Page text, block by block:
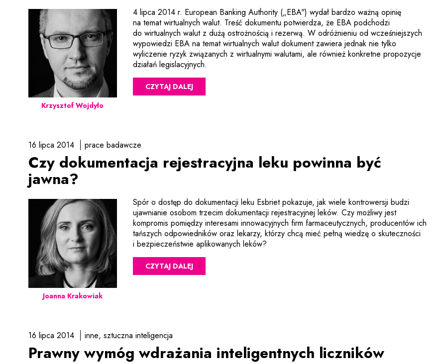
4 lipca 2014 r. European Banking Authority („EBA") wydał bardzo ważną opinię
na temat wirtualnych walut. Treść dokumentu potwierdza, że EBA podchodzi
do wirtualnych walut z dużą ostrożnością i rezerwą. W odróżnieniu od wcześniejszych
wypowiedzi EBA na temat wirtualnych walut dokument zawiera jednak nie tylko
wyliczenie ryzyk związanych z wirtualnymi walutami, ale również konkretne propozycje
działań legislacyjnych.
CZYTAJ DALEJ
Krzysztof Wojdyło
16 lipca 2014 prace badawcze
Czy dokumentacja rejestracyjna leku powinna być
jawna?
Spór o dostęp do dokumentacji leku Esbriet pokazuje, jak wiele kontrowersji budzi
ujawnianie osobom trzecim dokumentacji rejestracyjnej leków. Czy możliwy jest
kompromis pomiędzy interesami innowacyjnych firm farmaceutycznych, producentów ich
tańszych odpowiedników oraz lekarzy, którzy chcą mieć pełną wiedzę o skuteczności
i bezpieczeństwie aplikowanych leków?
CZYTAJ DALEJ
Joanna Krakowiak
16 lipca 2014 inne sztuczna inteligencja
Prawny wymóg wdrażania inteligentnych liczników